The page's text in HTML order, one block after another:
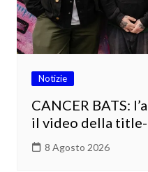
Notizie
CANCER BATS:
il video della
8 Agosto 2026